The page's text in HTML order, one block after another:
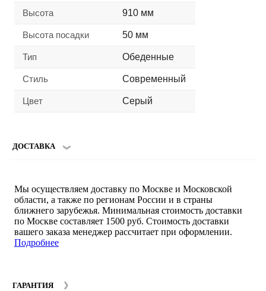
Высота 910 мм
Высота посадки 50 мм
Тип Обеденные
Стиль Современный
Цвет Серый
ДОСТАВКА
Мы осуществляем доставку по Москве и Московской
области, а также по регионам России и в страны
ближнего зарубежья. Минимальная стоимость доставки
по Москве составляет 1500 руб. Стоимость доставки
вашего заказа менеджер рассчитает при оформлении.
Подробнее
ГАРАНТИЯ